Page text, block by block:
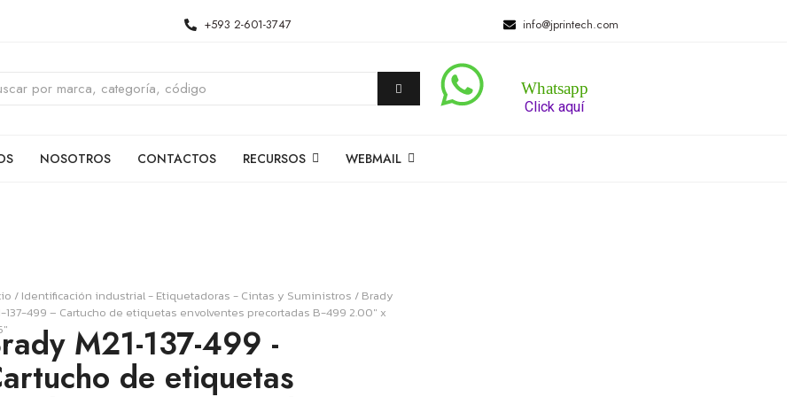
+593 2-601-3747 info@jprintech.com
Whatsapp
Click aquí
NOSOTROS CONTACTOS RECURSOS WEBMAIL
/ Identificación industrial - Etiquetadoras - Cintas y Suministros / Brady
137-499 – Cartucho de etiquetas envolventes precortadas B-499 2.00″ x
M21-137-499 -
de etiquetas